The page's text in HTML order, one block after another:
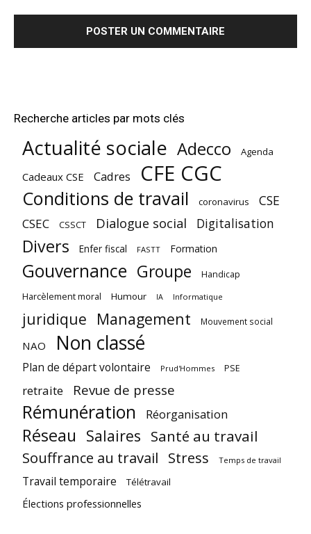
Recherche articles par mots clés
Actualité sociale Adecco Agenda
Cadeaux CSE Cadres CFE CGC
Conditions de travail coronavirus CSE
CSEC CSSCT Dialogue social Digitalisation
Divers Enfer fiscal FASTT Formation
Gouvernance Groupe Handicap
Harcèlement moral Humour IA Informatique
juridique Management Mouvement social
NAO Non classé
Plan de départ volontaire Prud'Hommes PSE
retraite Revue de presse
Rémunération Réorganisation
Réseau Salaires Santé au travail
Souffrance au travail Stress Temps de travail
Travail temporaire Télétravail
Élections professionnelles